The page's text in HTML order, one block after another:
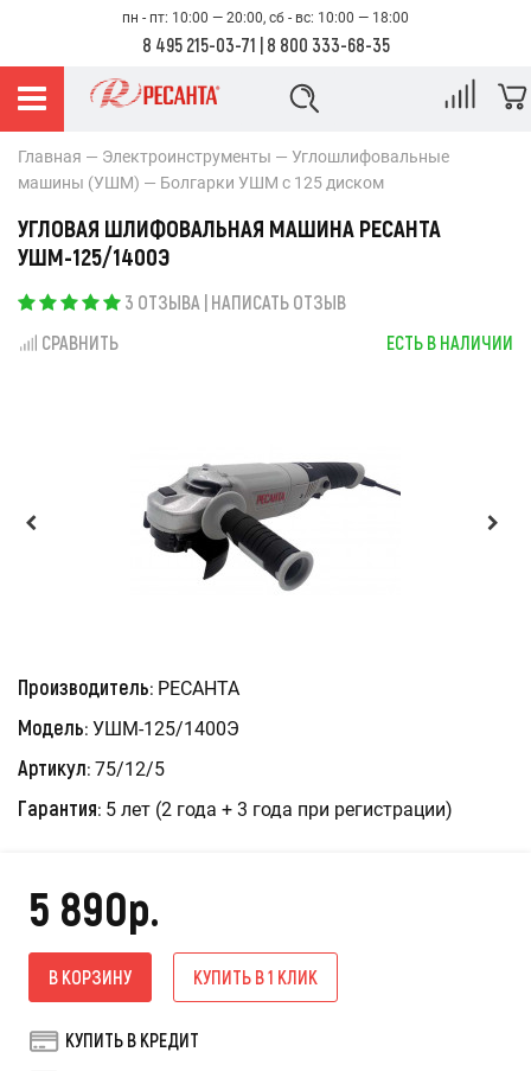
пн - пт: 10:00 — 20:00, сб - вс: 10:00 — 18:00
8 495 215-03-71 | 8 800 333-68-35
Главная Электроинструменты
Углошлифовальные
машины (УШМ)
Болгарки УШМ с 125 диском
УГЛОВАЯ ШЛИФОВАЛЬНАЯ МАШИНА РЕСАНТА
УШМ-125/1400Э
3 ОТЗЫВА | НАПИСАТЬ ОТЗЫВ
СРАВНИТЬ
ЕСТЬ В НАЛИЧИИ
Производитель: РЕСАНТА
Модель: УШМ-125/1400Э
Артикул: 75/12/5
Гарантия: 5 лет (2 года + 3 года при регистрации)
5 890р.
В КОРЗИНУ КУПИТЬ В 1 КЛИК
КУПИТЬ В КРЕДИТ